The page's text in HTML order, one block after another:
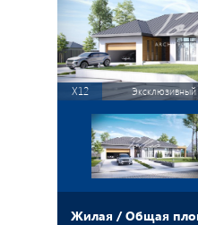
Проекты домов
Индивидуальное
Новости
Статьи
X12 Эксклюзивный
Жилая / Общая